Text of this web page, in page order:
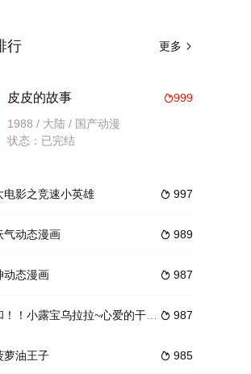
操纵蹴鞠胜负。北方
更多 
行
999
皮皮的故事
1988 / 大陆 / 国产动漫
状态：已完结
 997
电影之竞速小英雄
 989
气动态漫画
 987
动态漫画
 987
！小露宝乌拉拉~心爱的干拌担担面
 985
萝油王子